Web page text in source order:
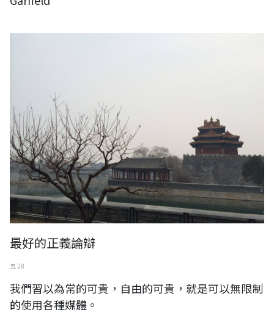
最好的正義論辯
五 28
我們習以為常的可貴，自由的可貴，就是可以無限制
的使用各種媒體。